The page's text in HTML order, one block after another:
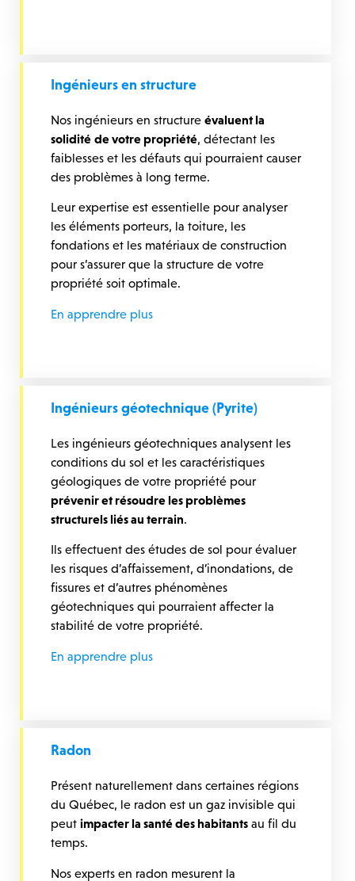
Ingénieurs en structure
Nos ingénieurs en structure évaluent la
solidité de votre propriété, détectant les
faiblesses et les défauts qui pourraient causer
des problèmes à long terme.
Leur expertise est essentielle pour analyser
les éléments porteurs, la toiture, les
fondations et les matériaux de construction
pour s’assurer que la structure de votre
propriété soit optimale.
En apprendre plus
Ingénieurs géotechnique (Pyrite)
Les ingénieurs géotechniques analysent les
conditions du sol et les caractéristiques
géologiques de votre propriété pour
prévenir et résoudre les problèmes
structurels liés au terrain.
Ils effectuent des études de sol pour évaluer
les risques d’affaissement, d’inondations, de
fissures et d’autres phénomènes
géotechniques qui pourraient affecter la
stabilité de votre propriété.
En apprendre plus
Radon
Présent naturellement dans certaines régions
du Québec, le radon est un gaz invisible qui
peut impacter la santé des habitants au fil du
temps.
Nos experts en radon mesurent la